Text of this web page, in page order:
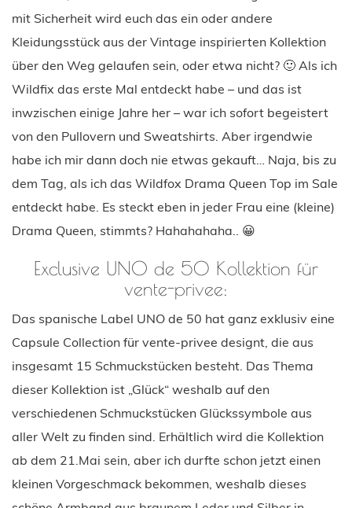
mit Sicherheit wird euch das ein oder andere
Kleidungsstück aus der Vintage inspirierten Kollektion
über den Weg gelaufen sein, oder etwa nicht? 🙂 Als ich
Wildfix das erste Mal entdeckt habe – und das ist
inwzischen einige Jahre her – war ich sofort begeistert
von den Pullovern und Sweatshirts. Aber irgendwie
habe ich mir dann doch nie etwas gekauft… Naja, bis zu
dem Tag, als ich das Wildfox Drama Queen Top im Sale
entdeckt habe. Es steckt eben in jeder Frau eine (kleine)
Drama Queen, stimmts? Hahahahaha.. 😀
Exclusive UNO de 50 Kollektion für
vente-privee:
Das spanische Label UNO de 50 hat ganz exklusiv eine
Capsule Collection für vente-privee designt, die aus
insgesamt 15 Schmuckstücken besteht. Das Thema
dieser Kollektion ist „Glück“ weshalb auf den
verschiedenen Schmuckstücken Glückssymbole aus
aller Welt zu finden sind. Erhältlich wird die Kollektion
ab dem 21.Mai sein, aber ich durfte schon jetzt einen
kleinen Vorgeschmack bekommen, weshalb dieses